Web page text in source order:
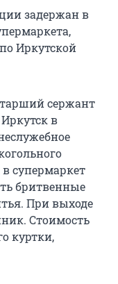
задержан в
Иркутской
сержант
в
супермаркет
бритвенные
При выходе
Стоимость
куртки,